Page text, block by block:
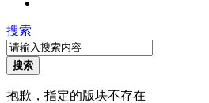
搜索
搜索
抱歉，指定的版块不存在